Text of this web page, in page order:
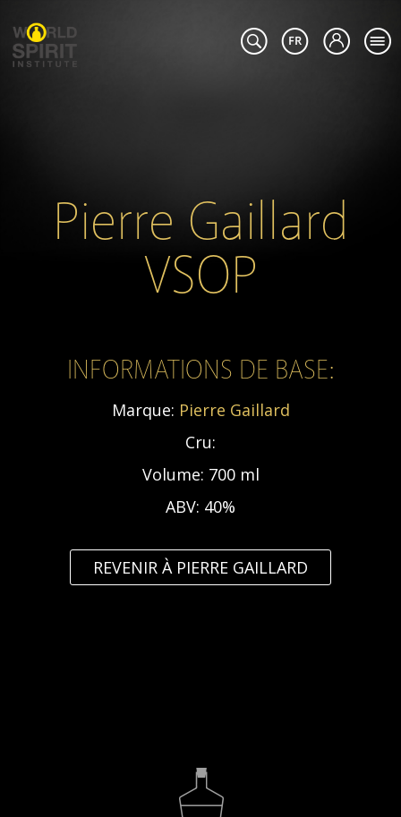
Pierre Gaillard
VSOP
INFORMATIONS DE BASE:
Marque: Pierre Gaillard
Cru:
Volume: 700 ml
ABV: 40%
REVENIR À PIERRE GAILLARD